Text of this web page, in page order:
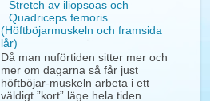
Stretch av iliopsoas och
Quadriceps femoris
(Höftböjarmuskeln och framsida
lår)
Då man nuförtiden sitter mer och
mer om dagarna så får just
höftböjar-muskeln arbeta i ett
väldigt ”kort” läge hela tiden.